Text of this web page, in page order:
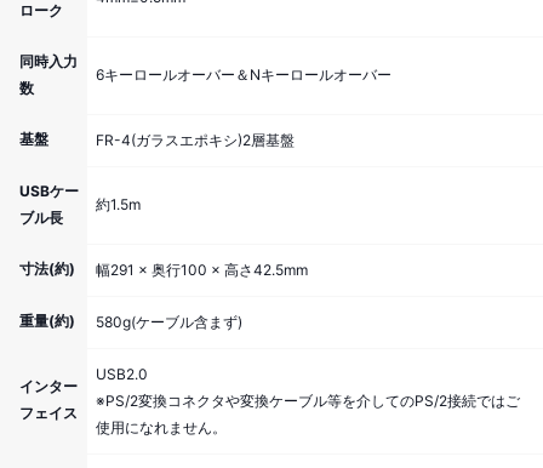
ローク
同時入力
数
6キーロールオーバー＆Nキーロールオーバー
基盤 FR-4(ガラスエポキシ)2層基盤
USBケー
ブル長
約1.5m
寸法(約) 幅291 × 奥行100 × 高さ42.5mm
重量(約) 580g(ケーブル含まず)
インター
フェイス
USB2.0
※PS/2変換コネクタや変換ケーブル等を介してのPS/2接続ではご
使用になれません。